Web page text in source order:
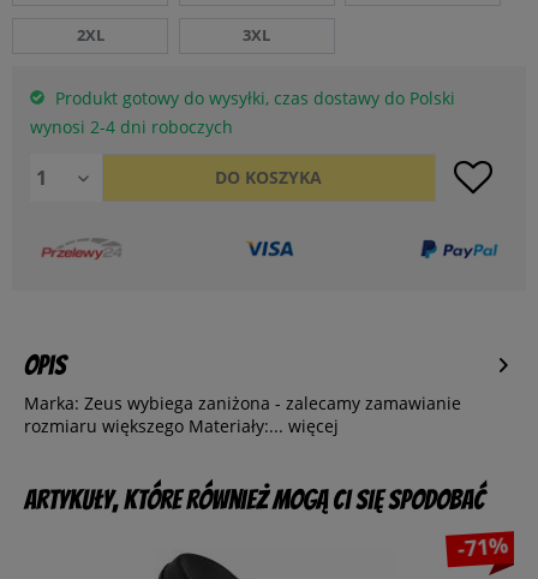
2XL 3XL
Produkt gotowy do wysyłki, czas dostawy do Polski
wynosi 2-4 dni roboczych
DO KOSZYKA
Opis
Marka: Zeus wybiega zaniżona - zalecamy zamawianie
rozmiaru większego Materiały:... więcej
Artykuły, które również mogą Ci się spodobać
-71%